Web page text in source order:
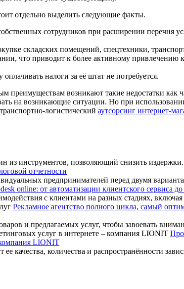
отдельно выделить следующие факты.
сотрудников при расширении перечня
складских помещений, спецтехники,
что приводит к более активному
налоги за её штат не потребуется.
возникают такие недостатки как
на возникающие ситуации. Но при
логистический аутсорсинг интернет-
из инструментов, позволяющий снизить
отчетности
предпринимателей перед двумя
online: от автоматизации клиентского сервиса
с клиентами на разных стадиях,
Рекламное агентство полного цикла, самый
и предлагаемых услуг, чтобы завоевать
LIONIT
качества, количества и распространённости